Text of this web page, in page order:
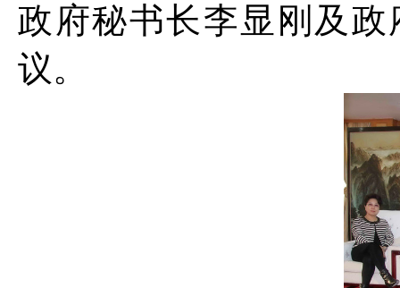
政府秘书长李显刚及
议。